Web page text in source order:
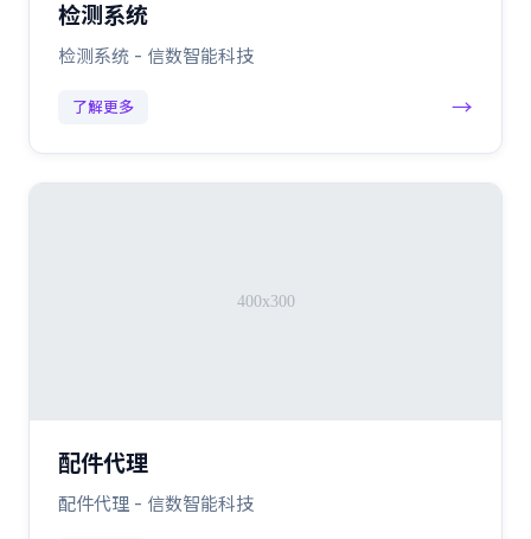
检测系统
检测系统 - 信数智能科技
了解更多 →
配件代理
配件代理 - 信数智能科技